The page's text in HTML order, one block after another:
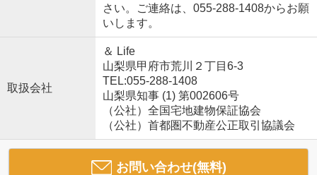
さい。ご連絡は、055-288-1408からお願
いします。
取扱会社
＆ Life
山梨県甲府市荒川２丁目6-3
TEL:055-288-1408
山梨県知事 (1) 第002606号
（公社）全国宅地建物保証協会
（公社）首都圏不動産公正取引協議会
お問い合わせ(無料)